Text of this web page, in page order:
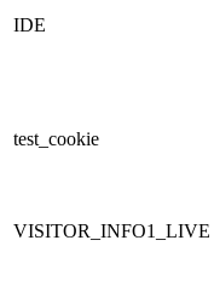
IDE
test_cookie
VISITOR_INFO1_LIVE